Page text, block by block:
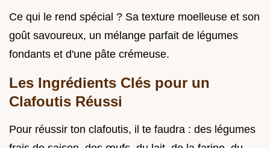
Ce qui le rend spécial ? Sa texture moelleuse et son
goût savoureux, un mélange parfait de légumes
fondants et d'une pâte crémeuse.
Les Ingrédients Clés pour un
Clafoutis Réussi
Pour réussir ton clafoutis, il te faudra : des légumes